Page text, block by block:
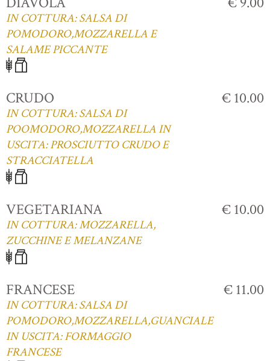
IN COTTURA: SALSA DI
POMODORO,MOZZARELLA E
SALAME PICCANTE
CRUDO
IN COTTURA: SALSA DI
POOMODORO,MOZZARELLA IN
USCITA: PROSCIUTTO CRUDO E
STRACCIATELLA
€ 10.00
VEGETARIANA
IN COTTURA: MOZZARELLA,
ZUCCHINE E MELANZANE
€ 10.00
FRANCESE
IN COTTURA: SALSA DI
POMODORO,MOZZARELLA,GUANCIALE
IN USCITA: FORMAGGIO
FRANCESE
€ 11.00